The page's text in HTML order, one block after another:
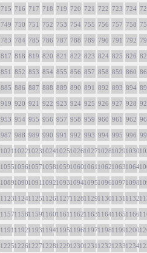
715 716 717 718 719 720 721 722 723 724
749 750 751 752 753 754 755 756 757 758
783 784 785 786 787 788 789 790 791 792
817 818 819 820 821 822 823 824 825 826
851 852 853 854 855 856 857 858 859 860
885 886 887 888 889 890 891 892 893 894
919 920 921 922 923 924 925 926 927 928
953 954 955 956 957 958 959 960 961 962
987 988 989 990 991 992 993 994 995 996
1021102210231024102510261027102810291030
1055105610571058105910601061106210631064
1089109010911092109310941095109610971098
1123112411251126112711281129113011311132
1157115811591160116111621163116411651166
1191119211931194119511961197119811991200
1225122612271228122912301231123212331234